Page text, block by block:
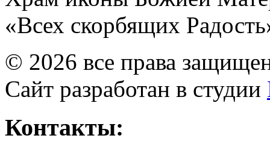
«Всех скорбящих
© 2026 все права
Сайт разработан в студии
Контакты: